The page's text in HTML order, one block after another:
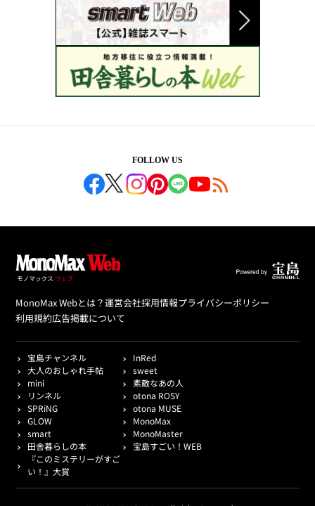
FOLLOW US
MonoMax Webとは？運営会社採用情報プライバシーポリシー
利用規約広告掲載について
宝島チャンネル
InRed
大人のおしゃれ手帖
sweet
mini
素敵なあの人
リンネル
otona ROSY
SPRiNG
otona MUSE
GLOW
MonoMax
smart
MonoMaster
田舎暮らしの本
宝島すごい！WEB
『このミステリーがすご
い！』大賞